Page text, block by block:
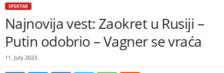
SPEKTAR
Najnovija vest: Zaokret u Rusiji –
Putin odobrio – Vagner se vraća
11. July 2023.